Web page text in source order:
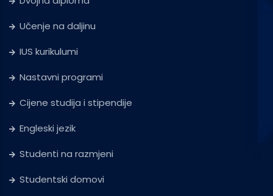
Učenje na daljinu
IUS kurikulumi
Nastavni programi
Cijene studija i stipendije
Engleski jezik
Studenti na razmjeni
Studentski domovi